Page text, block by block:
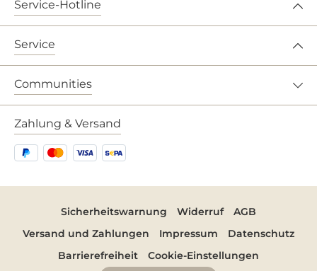
Service-Hotline
Service
Communities
Zahlung & Versand
Sicherheitswarnung Widerruf
AGB
Versand und Zahlungen
Impressum
Datenschutz
Barrierefreiheit
Cookie-Einstellungen